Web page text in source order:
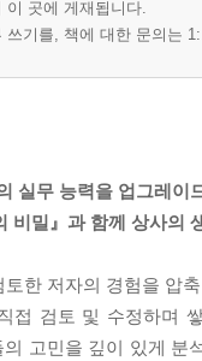
이 곳에 게재됩니다.
쓰기를, 책에 대한 문의는
실무 능력을 업그레이
비밀』과 함께 상사의
한 저자의 경험을 압
접 검토 및 수정하며
고민을 깊이 있게